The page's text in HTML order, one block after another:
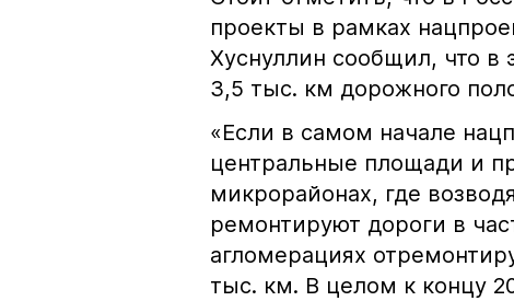
проекты в рамках
Хуснуллин сообщил, что в
3,5 тыс. км дорожного
«Если в самом начале
центральные площади и
микрорайонах, где
ремонтируют дороги в
агломерациях
тыс. км. В целом к концу